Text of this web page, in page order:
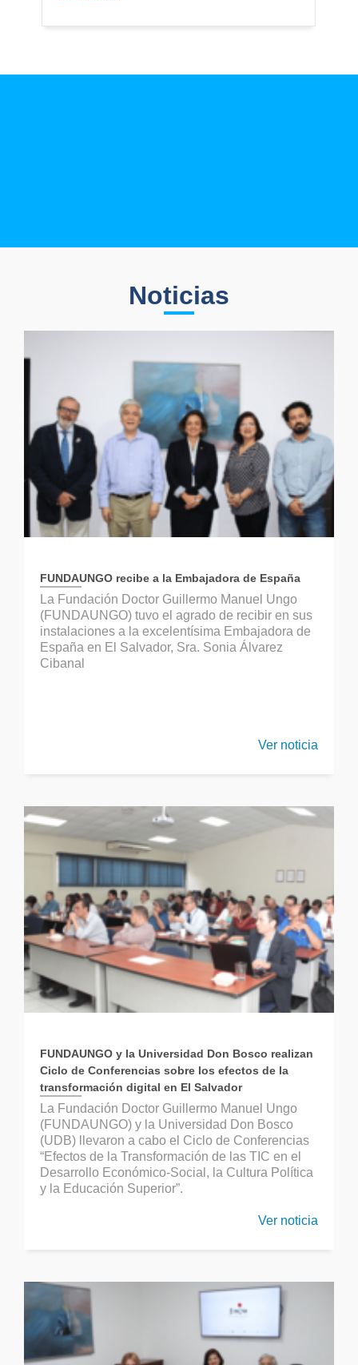
Noticias
FUNDAUNGO recibe a la Embajadora de España
La Fundación Doctor Guillermo Manuel Ungo
(FUNDAUNGO) tuvo el agrado de recibir en sus
instalaciones a la excelentísima Embajadora de
España en El Salvador, Sra. Sonia Álvarez
Cibanal
Ver noticia
FUNDAUNGO y la Universidad Don Bosco realizan
Ciclo de Conferencias sobre los efectos de la
transformación digital en El Salvador
La Fundación Doctor Guillermo Manuel Ungo
(FUNDAUNGO) y la Universidad Don Bosco
(UDB) llevaron a cabo el Ciclo de Conferencias
“Efectos de la Transformación de las TIC en el
Desarrollo Económico-Social, la Cultura Política
y la Educación Superior”.
Ver noticia